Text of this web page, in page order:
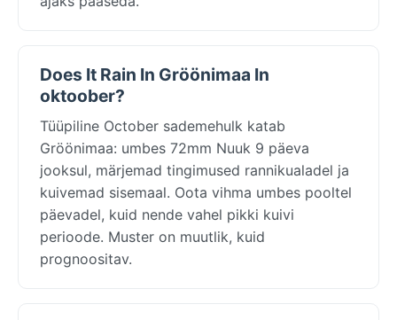
Does It Rain In Gröönimaa In
oktoober?
Tüüpiline October sademehulk katab
Gröönimaa: umbes 72mm Nuuk 9 päeva
jooksul, märjemad tingimused rannikualadel ja
kuivemad sisemaal. Oota vihma umbes pooltel
päevadel, kuid nende vahel pikki kuivi
perioode. Muster on muutlik, kuid
prognoositav.